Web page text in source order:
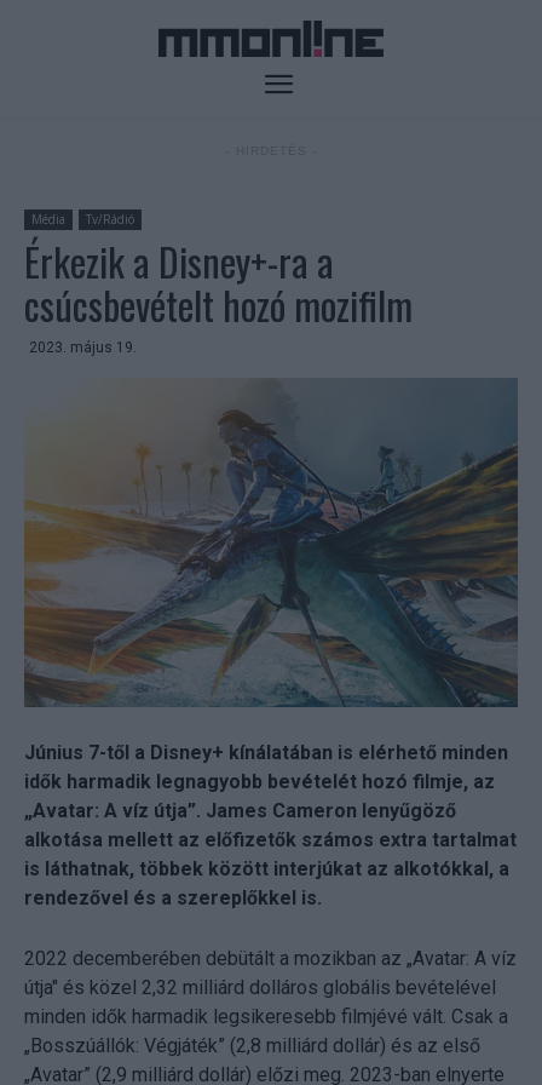
Média Tv/Rádió
Érkezik a Disney+-ra a
csúcsbevételt hozó mozifilm
2023. május 19.
Június 7-től a Disney+ kínálatában is elérhető minden
idők harmadik legnagyobb bevételét hozó filmje, az
„Avatar: A víz útja”. James Cameron lenyűgöző
alkotása mellett az előfizetők számos extra tartalmat
is láthatnak, többek között interjúkat az alkotókkal, a
rendezővel és a szereplőkkel is.
2022 decemberében debütált a mozikban az „Avatar: A víz
útja" és közel 2,32 milliárd dolláros globális bevételével
minden idők harmadik legsikeresebb filmjévé vált. Csak a
„Bosszúállók: Végjáték” (2,8 milliárd dollár) és az első
„Avatar” (2,9 milliárd dollár) előzi meg. 2023-ban elnyerte